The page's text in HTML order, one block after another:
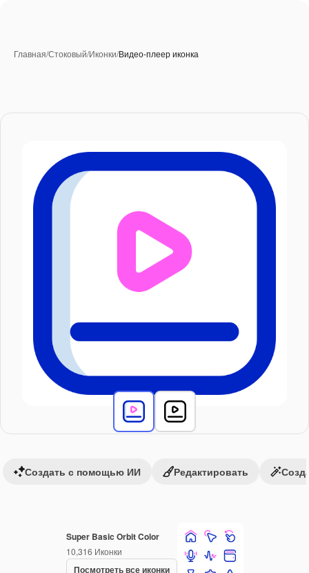
Главная/Стоковый/Иконки/Видео-плеер иконка
Super Basic Orbit Color
10,316 Иконки
Посмотреть все иконки
Создать с помощью ИИ Редактировать